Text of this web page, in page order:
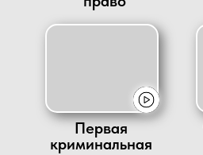
Первая
криминальная